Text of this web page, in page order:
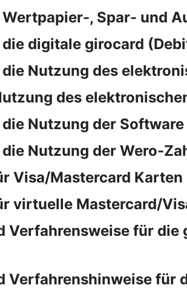
, Spar- und
digitale girocard
Nutzung des
des
Nutzung der Software
Nutzung der Wero-
Visa/Mastercard Karten
virtuelle Mastercard/
Verfahrensweise für
Verfahrenshinweise